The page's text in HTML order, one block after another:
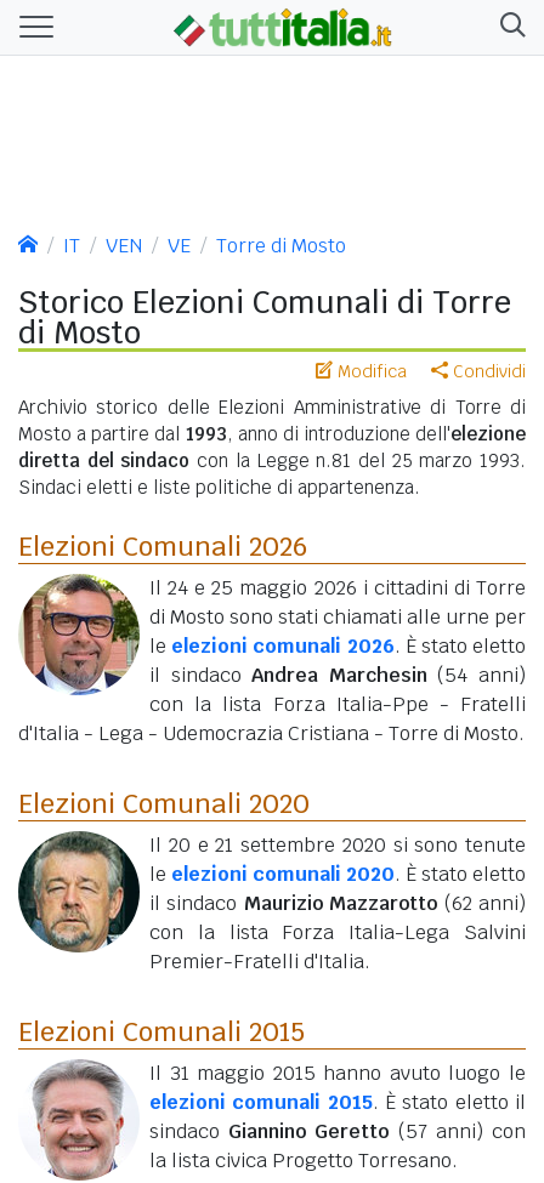
IT VEN VE Torre di Mosto
Storico Elezioni Comunali di Torre
di Mosto
Modifica Condividi
Archivio storico delle Elezioni Amministrative di Torre di
Mosto a partire dal 1993, anno di introduzione dell'elezione
diretta del sindaco con la Legge n.81 del 25 marzo 1993.
Sindaci eletti e liste politiche di appartenenza.
Elezioni Comunali 2026
Il 24 e 25 maggio 2026 i cittadini di Torre
di Mosto sono stati chiamati alle urne per
le elezioni comunali 2026. È stato eletto
il sindacoAndrea Marchesin (54 anni)
con la lista Forza Italia-Ppe - Fratelli
d'Italia - Lega - Udemocrazia Cristiana - Torre di Mosto.
Elezioni Comunali 2020
Il 20 e 21 settembre 2020 si sono tenute
le elezioni comunali 2020. È stato eletto
il sindaco Maurizio Mazzarotto (62 anni)
con la lista Forza Italia-Lega Salvini
Premier-Fratelli d'Italia.
Elezioni Comunali 2015
Il 31 maggio 2015 hanno avuto luogo le
elezioni comunali 2015. È stato eletto il
sindaco Giannino Geretto (57 anni) con
la lista civica Progetto Torresano.